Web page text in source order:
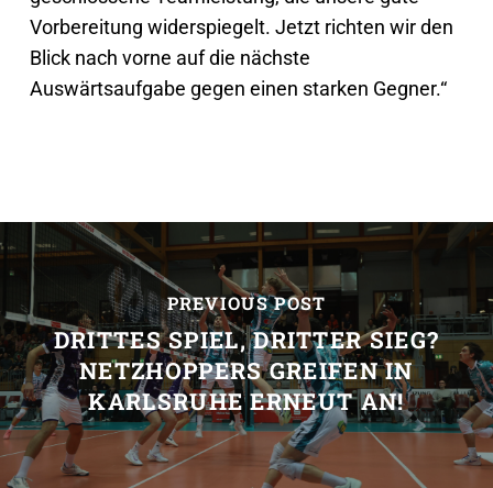
Vorbereitung widerspiegelt. Jetzt richten wir den
Blick nach vorne auf die nächste
Auswärtsaufgabe gegen einen starken Gegner.“
PREVIOUS POST
DRITTES SPIEL, DRITTER SIEG?
NETZHOPPERS GREIFEN IN
KARLSRUHE ERNEUT AN!